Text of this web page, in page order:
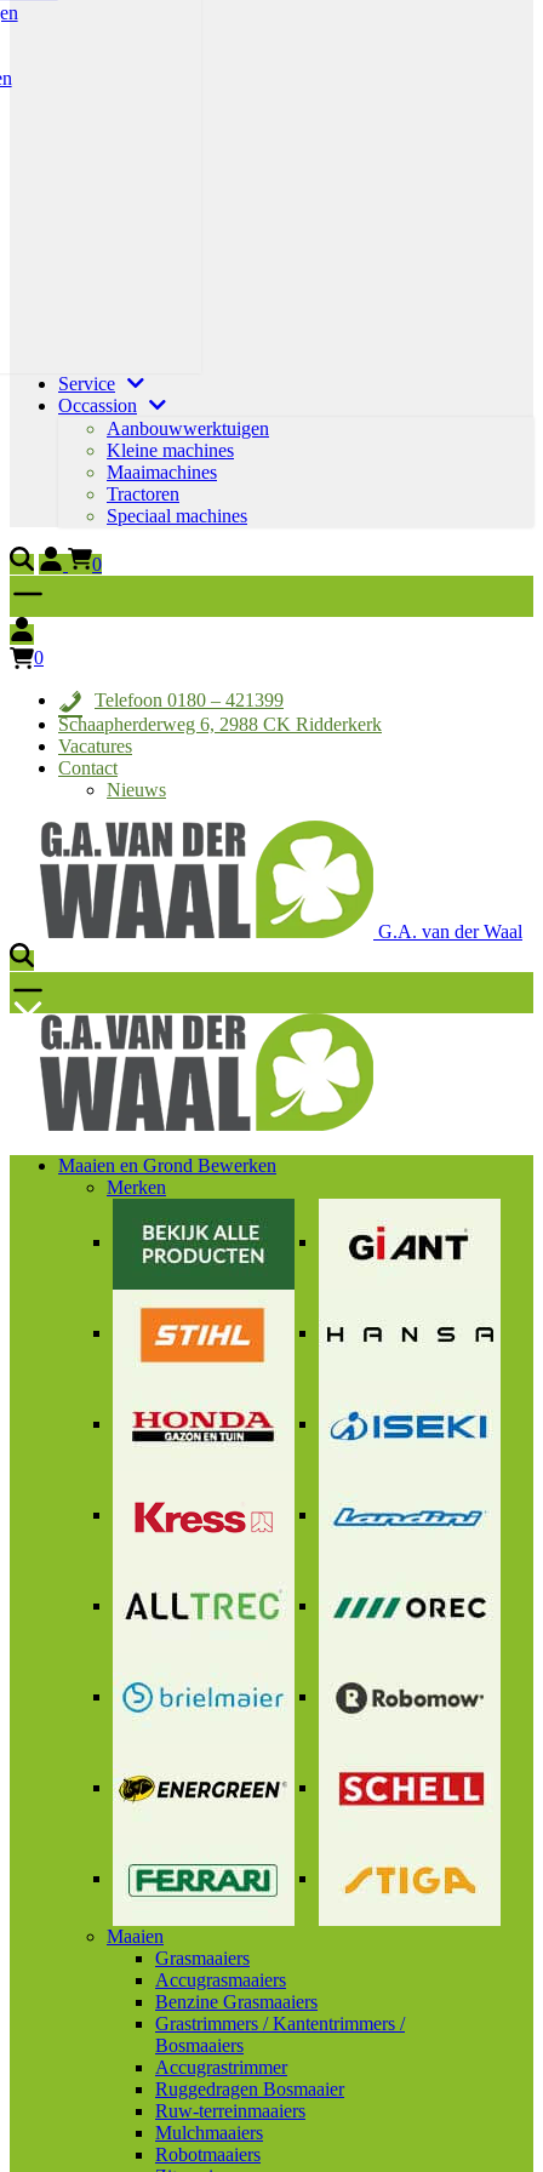
Service
Occassion
Aanbouwwerktuigen
Kleine machines
Maaimachines
Tractoren
Speciaal machines
0
0
Telefoon 0180 – 421399
Schaapherderweg 6, 2988 CK Ridderkerk
Vacatures
Contact
Nieuws
G.A. van der Waal
Maaien en Grond Bewerken
Merken
Maaien
Grasmaaiers
Accugrasmaaiers
Benzine Grasmaaiers
Grastrimmers / Kantentrimmers /
Bosmaaiers
Accugrastrimmer
Ruggedragen Bosmaaier
Ruw-terreinmaaiers
Mulchmaaiers
Robotmaaiers